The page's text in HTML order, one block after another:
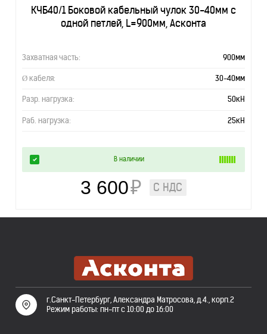
КЧБ40/1 Боковой кабельный чулок 30-40мм с
одной петлей, L=900мм, Асконта
Захватная часть: 900мм
Ø кабеля: 30-40мм
Разр. нагрузка: 50кН
Раб. нагрузка: 25кН
В наличии
3 600₽ С НДС
г.Санкт-Петербург, Александра Матросова, д.4., корп.2
Режим работы: пн-пт с 10:00 до 16:00